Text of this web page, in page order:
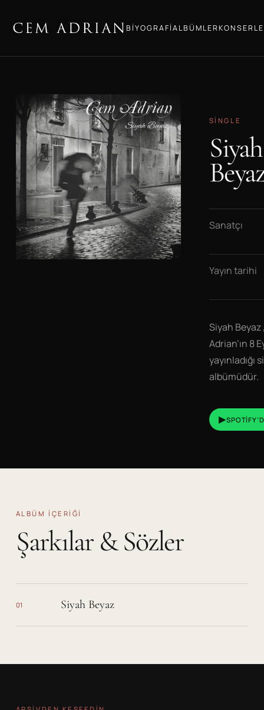
BIYOGRAFIALBÜMLER
SINGLE
Siyah
Sanatçı
Yayın tarihi
Siyah Beyaz
Adrian’ın 8
yayınladığı
albümüdür.
▶
ALBÜM IÇERIĞI
Şarkılar & Sözler
01 Siyah Beyaz